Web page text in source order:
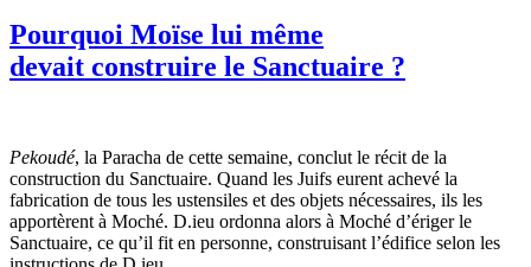
Pourquoi Moïse lui même
devait construire le Sanctuaire ?
Pekoudé, la Paracha de cette semaine, conclut le récit de la
construction du Sanctuaire. Quand les Juifs eurent achevé la
fabrication de tous les ustensiles et des objets nécessaires, ils les
apportèrent à Moché. D.ieu ordonna alors à Moché d’ériger le
Sanctuaire, ce qu’il fit en personne, construisant l’édifice selon les